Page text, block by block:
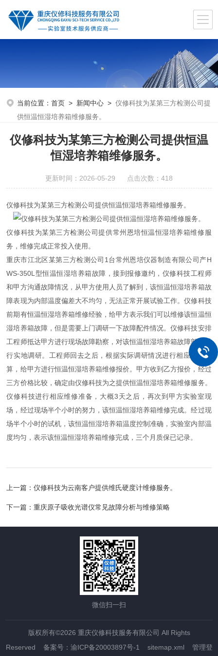
当前位置：首页 > 新闻中心 >仪修科技为某第三方检测公司提
供恒温恒湿培养箱维修服务。
仪修科技为某第三方检测公司提供恒温
恒湿培养箱维修服务。
更新时间：2026-05-29 点击次数：418
仪修科技为某第三方检测公司提供恒温恒湿培养箱维修服务。
仪修科技为某第三方检测公司提供常州恩培恒温恒湿培养箱维修服
务，维修完成正常投入使用。
重庆市江北区某第三方检测公司1台常州恩培仪器制造有限公司产H
WS-350L型恒温恒湿培养箱故障，接到报修邀约，仪修科技工程师
和甲方沟通故障情况，从甲方使用人员了解到，该恒温恒湿培养箱故
障表现为内部温度偏差大不均匀，无法正常开展试验工作。仪修科技
前期有恒温恒湿培养箱维修经验，给甲方表示我们可以维修该恒温恒
湿培养箱故障，但是需要上门调研一下故障配件情况。仪修科技安排
工程师抵达甲方进行现场故障勘察，对该恒温恒湿培养箱故障部件进
行实地调研。工程师回去之后，根据实际调研情况进行相应成本核
算，给甲方进行恒温恒湿培养箱维修报价。甲方收到乙方报价，经过
三方价格比较，确定由仪修科技为之提供恒温恒湿培养箱维修服务。
仪修科技进行相应维修准备，大概3天之后，再次到甲方实验室现
场，经过现场半个小时的努力，该恒温恒湿培养箱维修完成。经过现
场半个小时的试机，该恒温恒湿培养箱温度控制准确，实验室内部温
度均匀，表示该恒温恒湿培养箱维修完成，三个月质保已记录。
上一篇：仪修科技为云南客户提供维氏硬度计维修服务。
下一篇：重庆原子吸收光谱仪常见故障分析与维修策略
微信扫一扫
版权所有©2026 重庆仪修科技服务有限公司 All Rights
Reserved 备案号：渝ICP备20003897号-1 sitemap.xml 管理登